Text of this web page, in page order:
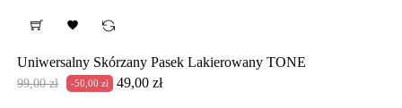

Uniwersalny Skórzany Pasek Lakierowany TONE
Cena
99,00 zł -50,00 zł Cena
49,00 zł